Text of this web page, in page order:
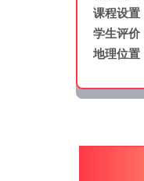
课程设置
学生评价
地理位置